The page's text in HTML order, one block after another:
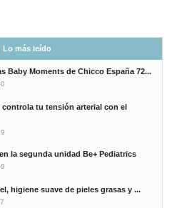
Lo más leído
Baby Moments de Chicco España 72...
controla tu tensión arterial con el
la segunda unidad Be+ Pediatrics
higiene suave de pieles grasas y ...